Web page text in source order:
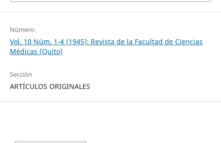
Número
Vol. 10 Núm. 1-4 (1945): Revista de la Facultad de Ciencias
Médicas (Quito)
Sección
ARTÍCULOS ORIGINALES